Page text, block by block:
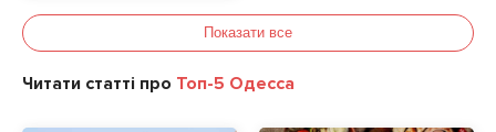
Показати все
Читати статті про Топ-5 Одесса